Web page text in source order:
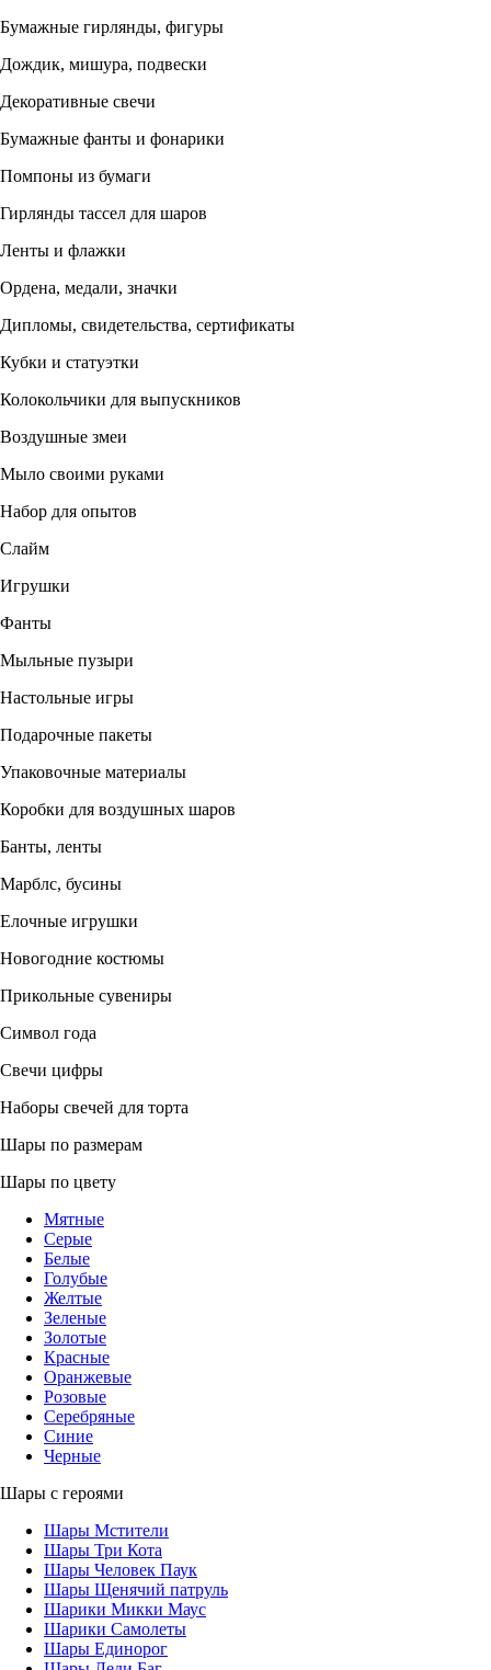
Бумажные гирлянды, фигуры
Дождик, мишура, подвески
Декоративные свечи
Бумажные фанты и фонарики
Помпоны из бумаги
Гирлянды тассел для шаров
Ленты и флажки
Ордена, медали, значки
Дипломы, свидетельства, сертификаты
Кубки и статуэтки
Колокольчики для выпускников
Воздушные змеи
Мыло своими руками
Набор для опытов
Слайм
Игрушки
Фанты
Мыльные пузыри
Настольные игры
Подарочные пакеты
Упаковочные материалы
Коробки для воздушных шаров
Банты, ленты
Марблс, бусины
Елочные игрушки
Новогодние костюмы
Прикольные сувениры
Символ года
Свечи цифры
Наборы свечей для торта
Шары по размерам
Шары по цвету
Мятные
Серые
Белые
Голубые
Желтые
Зеленые
Золотые
Красные
Оранжевые
Розовые
Серебряные
Синие
Черные
Шары с героями
Шары Мстители
Шары Три Кота
Шары Человек Паук
Шары Щенячий патруль
Шарики Микки Маус
Шарики Самолеты
Шары Единорог